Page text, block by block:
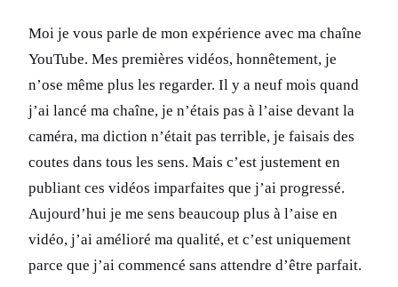
Moi je vous parle de mon expérience avec ma chaîne
YouTube. Mes premières vidéos, honnêtement, je
n’ose même plus les regarder. Il y a neuf mois quand
j’ai lancé ma chaîne, je n’étais pas à l’aise devant la
caméra, ma diction n’était pas terrible, je faisais des
coutes dans tous les sens. Mais c’est justement en
publiant ces vidéos imparfaites que j’ai progressé.
Aujourd’hui je me sens beaucoup plus à l’aise en
vidéo, j’ai amélioré ma qualité, et c’est uniquement
parce que j’ai commencé sans attendre d’être parfait.